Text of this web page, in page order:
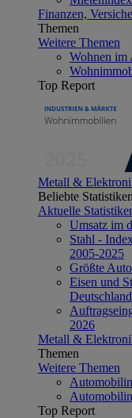
Finanzen,
Themen
Weitere Themen
Wohnen im
Top Report
Metall &
Beliebte Statistiken
Aktuelle
Umsatz im
Stahl -
2005-2025
Größte
Eisen und
2026
Metall &
Themen
Weitere Themen
Top Report